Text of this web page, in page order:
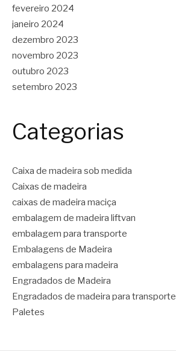
fevereiro 2024
janeiro 2024
dezembro 2023
novembro 2023
outubro 2023
setembro 2023
Categorias
Caixa de madeira sob medida
Caixas de madeira
caixas de madeira maciça
embalagem de madeira liftvan
embalagem para transporte
Embalagens de Madeira
embalagens para madeira
Engradados de Madeira
Engradados de madeira para transporte
Paletes